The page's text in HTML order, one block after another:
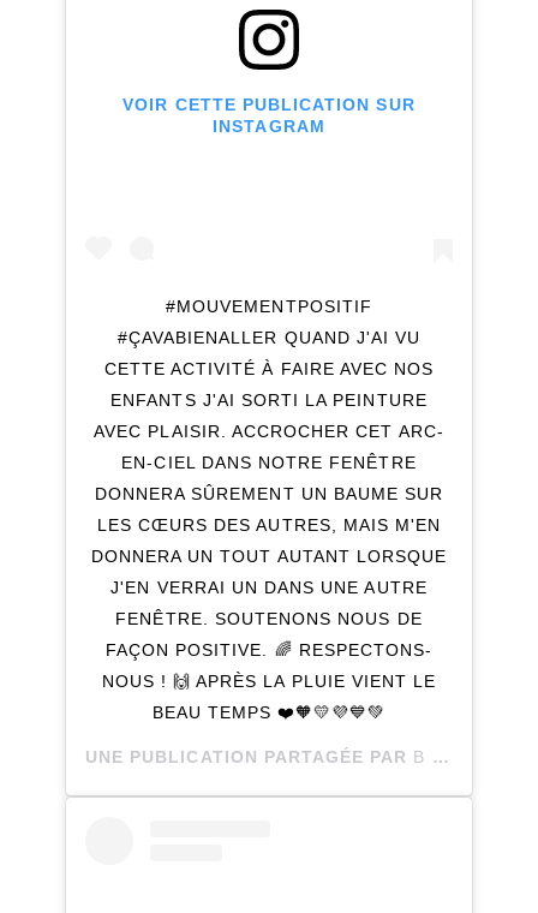
VOIR CETTE PUBLICATION SUR
INSTAGRAM
#MOUVEMENTPOSITIF
#ÇAVABIENALLER QUAND J'AI VU
CETTE ACTIVITÉ À FAIRE AVEC NOS
ENFANTS J'AI SORTI LA PEINTURE
AVEC PLAISIR. ACCROCHER CET ARC-
EN-CIEL DANS NOTRE FENÊTRE
DONNERA SÛREMENT UN BAUME SUR
LES CŒURS DES AUTRES, MAIS M'EN
DONNERA UN TOUT AUTANT LORSQUE
J'EN VERRAI UN DANS UNE AUTRE
FENÊTRE. SOUTENONS NOUS DE
FAÇON POSITIVE. 🌈 RESPECTONS-
NOUS ! 🙌 APRÈS LA PLUIE VIENT LE
BEAU TEMPS ❤️🧡💛💜💙💚
UNE PUBLICATION PARTAGÉE PAR B I A N C A E.